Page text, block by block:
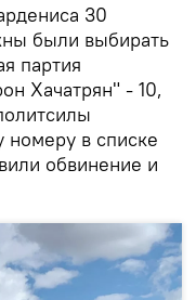
30
были выбирать
партия
Хачатрян" - 10,
номеру в списке
обвинение и